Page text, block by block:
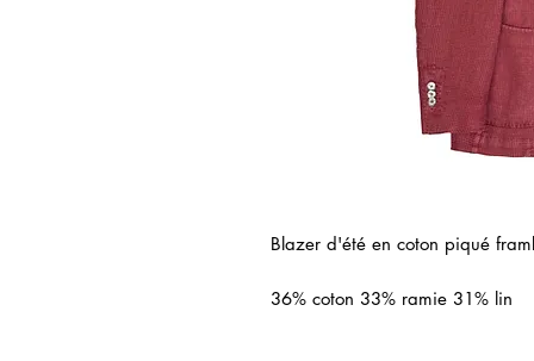
Blazer d'été en coton piqué
36% coton 33% ramie 31% lin